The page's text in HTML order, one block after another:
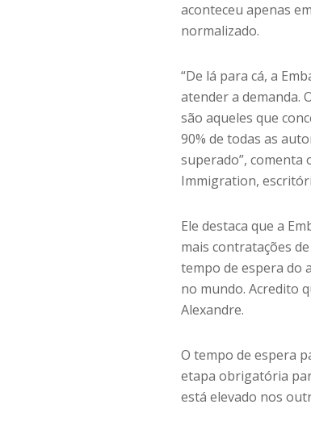
aconteceu apenas
normalizado.
“De lá para cá, a
atender a demanda.
são aqueles que
90% de todas as
superado”, comenta
Immigration,
Ele destaca que a
mais contratações
tempo de espera do
no mundo. Acredito
Alexandre.
O tempo de espera
etapa obrigatória
está elevado nos